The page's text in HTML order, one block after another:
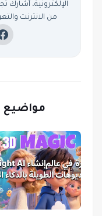
الإلكترونية، أشارك
من الانترنت
مواضيع